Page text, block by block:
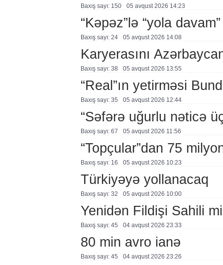
Baxış sayı: 150 05 avqust 2026 14:23
“Kəpəz”lə “yola
Baxış sayı: 24 05 avqust 2026 14:08
Karyerasını
Baxış sayı: 38 05 avqust 2026 13:55
“Real”ın yetirməsi
Baxış sayı: 35 05 avqust 2026 12:44
“Səfərə uğurlu nəticə
Baxış sayı: 67 05 avqust 2026 11:56
“Topçular”dan 75
Baxış sayı: 16 05 avqust 2026 10:23
Türkiyəyə yollanacaq
Baxış sayı: 32 05 avqust 2026 10:00
Yenidən Fildişi Sahili
Baxış sayı: 45 04 avqust 2026 23:33
80 min avro ianə
Baxış sayı: 45 04 avqust 2026 23:26